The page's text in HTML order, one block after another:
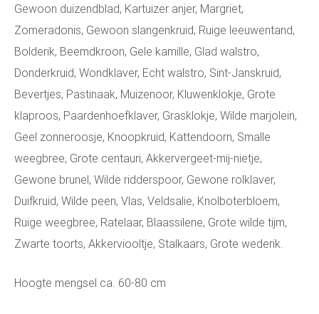
Gewoon duizendblad, Kartuizer anjer, Margriet,
Zomeradonis, Gewoon slangenkruid, Ruige leeuwentand,
Bolderik, Beemdkroon, Gele kamille, Glad walstro,
Donderkruid, Wondklaver, Echt walstro, Sint-Janskruid,
Bevertjes, Pastinaak, Muizenoor, Kluwenklokje, Grote
klaproos, Paardenhoefklaver, Grasklokje, Wilde marjolein,
Geel zonneroosje, Knoopkruid, Kattendoorn, Smalle
weegbree, Grote centauri, Akkervergeet-mij-nietje,
Gewone brunel, Wilde ridderspoor, Gewone rolklaver,
Duifkruid, Wilde peen, Vlas, Veldsalie, Knolboterbloem,
Ruige weegbree, Ratelaar, Blaassilene, Grote wilde tijm,
Zwarte toorts, Akkerviooltje, Stalkaars, Grote wederik.
Hoogte mengsel ca. 60-80 cm